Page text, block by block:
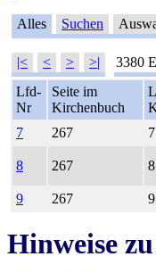
Alles Suchen
|< < > >| 3380
Lfd-
Nr
Seite im
Kirchenbuch
7
267 7
8 267 8
9 267 9
Hinweise